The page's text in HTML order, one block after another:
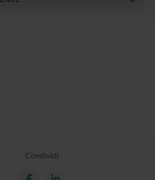
che hai fornito loro o che hanno
dei loro servizi.
Condividi